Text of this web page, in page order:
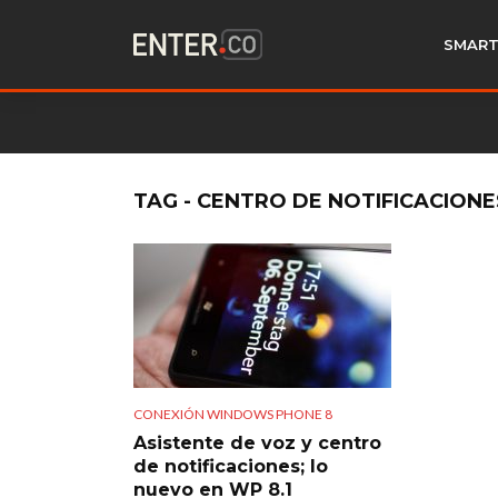
TAG - CENTRO DE
CONEXIÓN WINDOWS PHONE 8
Asistente de voz y centro
de notificaciones; lo
nuevo en WP 8.1